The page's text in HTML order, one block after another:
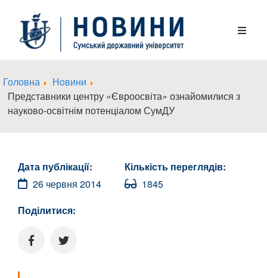
Головна
Новини
Представники центру «Євроосвіта» ознайомилися з
науково-освітнім потенціалом СумДУ
Дата публікації:
26 червня 2014
Кількість переглядів:
1845
Поділитися: